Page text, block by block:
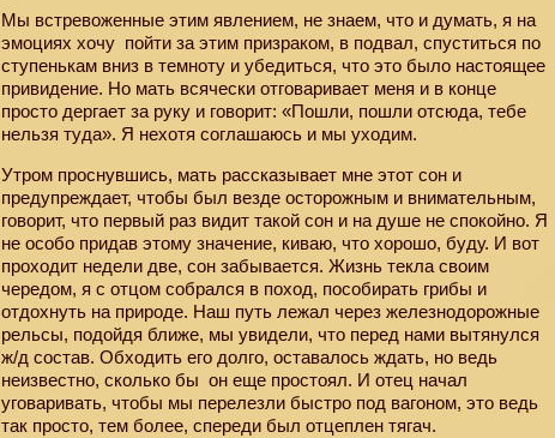
Мы встревоженные этим явлением, не знаем, что и думать, я на
эмоциях хочу пойти за этим призраком, в подвал, спуститься по
ступенькам вниз в темноту и убедиться, что это было настоящее
привидение. Но мать всячески отговаривает меня и в конце
просто дергает за руку и говорит: «Пошли, пошли отсюда, тебе
нельзя туда». Я нехотя соглашаюсь и мы уходим.
Утром проснувшись, мать рассказывает мне этот сон и
предупреждает, чтобы был везде осторожным и внимательным,
говорит, что первый раз видит такой сон и на душе не спокойно. Я
не особо придав этому значение, киваю, что хорошо, буду. И вот
проходит недели две, сон забывается. Жизнь текла своим
чередом, я с отцом собрался в поход, пособирать грибы и
отдохнуть на природе. Наш путь лежал через железнодорожные
рельсы, подойдя ближе, мы увидели, что перед нами вытянулся
ж/д состав. Обходить его долго, оставалось ждать, но ведь
неизвестно, сколько бы он еще простоял. И отец начал
уговаривать, чтобы мы перелезли быстро под вагоном, это ведь
так просто, тем более, спереди был отцеплен тягач.